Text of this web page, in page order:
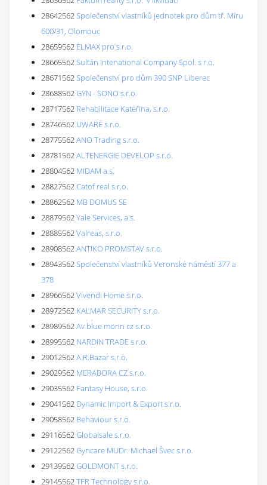
28642562Společenství vlastníků jednotek pro dům tř. Míru
600/31, Olomouc
28659562 ELMAX pro s.r.o.
28665562Sultán Intenational Company Spol. s r.o.
28671562Společenství pro dům 390 SNP Liberec
28688562GYN - SONO s.r.o.
28717562 Rehabilitace Kateřina, s.r.o.
28746562 UWARE s.r.o.
28775562ANO Trading s.r.o.
28781562ALTENERGIE DEVELOP s.r.o.
28804562 MIDAM a.s.
28827562Catof real s.r.o.
28862562 MB DOMUS SE
28879562Yale Services, a.s.
28885562Valreas, s.r.o.
28908562ANTIKO PROMSTAV s.r.o.
28943562Společenství vlastníků Veronské náměstí 377 a
378
28966562Vivendi Home s.r.o.
28972562 KALMAR SECURITY s.r.o.
28989562Av blue monn cz s.r.o.
28995562 NARDIN TRADE s.r.o.
29012562A.R.Bazar s.r.o.
29029562 MERABORA CZ s.r.o.
29035562 Fantasy House, s.r.o.
29041562 Dynamic Import & Export s.r.o.
29058562 Behaviour s.r.o.
29116562Globalsale s.r.o.
29122562Gyncare MUDr. Michael Švec s.r.o.
29139562GOLDMONT s.r.o.
29145562TFR Technology s.r.o.